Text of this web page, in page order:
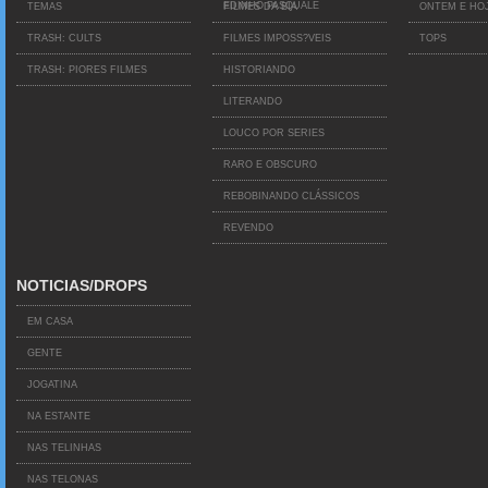
TEMAS
TRASH: CULTS
TRASH: PIORES FILMES
EDINHO PASQUALE
FILMES DA BIA
FILMES IMPOSS?VEIS
HISTORIANDO
LITERANDO
LOUCO POR SERIES
RARO E OBSCURO
REBOBINANDO CLÁSSICOS
REVENDO
ONTEM E
TOPS
NOTICIAS/DROPS
EM CASA
GENTE
JOGATINA
NA ESTANTE
NAS TELINHAS
NAS TELONAS